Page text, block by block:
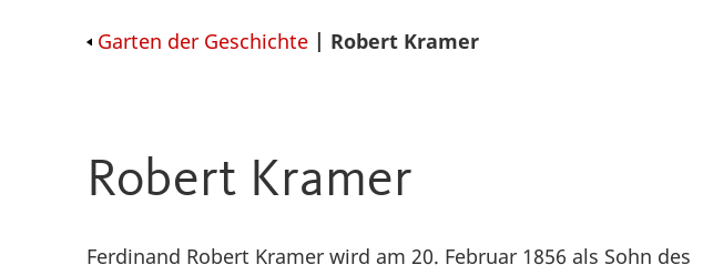
Garten der Geschichte | Robert Kramer
Robert Kramer
Ferdinand Robert Kramer wird am 20. Februar 1856 als Sohn des